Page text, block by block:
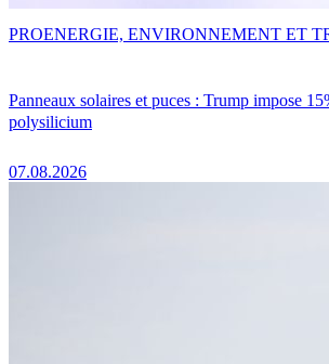
Panneaux solaires et puces : Trump impose
polysilicium
07.08.2026
PROENERGIE, ENVIRONNEMENT ET